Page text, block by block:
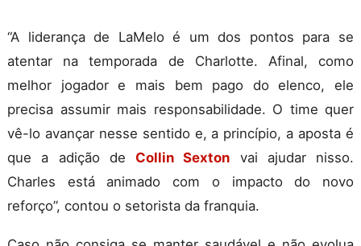
“A liderança de LaMelo é um dos pontos para se
atentar na temporada de Charlotte. Afinal, como
melhor jogador e mais bem pago do elenco, ele
precisa assumir mais responsabilidade. O time quer
vê-lo avançar nesse sentido e, a princípio, a aposta é
que a adição de Collin Sexton vai ajudar nisso.
Charles está animado com o impacto do novo
reforço”, contou o setorista da franquia.